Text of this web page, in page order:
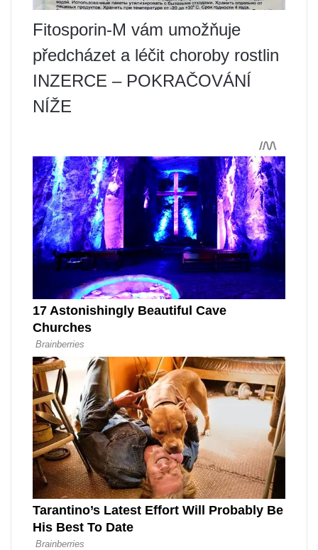
Fitosporin-M vám umožňuje
předcházet a léčit choroby rostlin
INZERCE – POKRAČOVÁNÍ
NÍŽE